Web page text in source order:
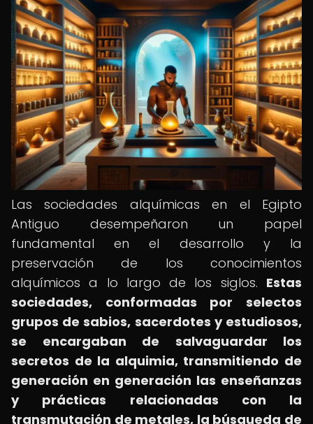
Las sociedades alquímicas en el Egipto
Antiguo desempeñaron un papel
fundamental en el desarrollo y la
preservación de los conocimientos
alquímicos a lo largo de los siglos. Estas
sociedades, conformadas por selectos
grupos de sabios, sacerdotes y estudiosos,
se encargaban de salvaguardar los
secretos de la alquimia, transmitiendo de
generación en generación las enseñanzas
y prácticas relacionadas con la
transmutación de metales, la búsqueda de